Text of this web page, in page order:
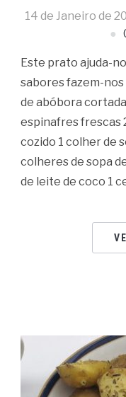
14 de Janeiro de
Este prato ajuda-
sabores fazem-
de abóbora
espinafres frescas
cozido 1 colher de
colheres de sopa
de leite de coco 1